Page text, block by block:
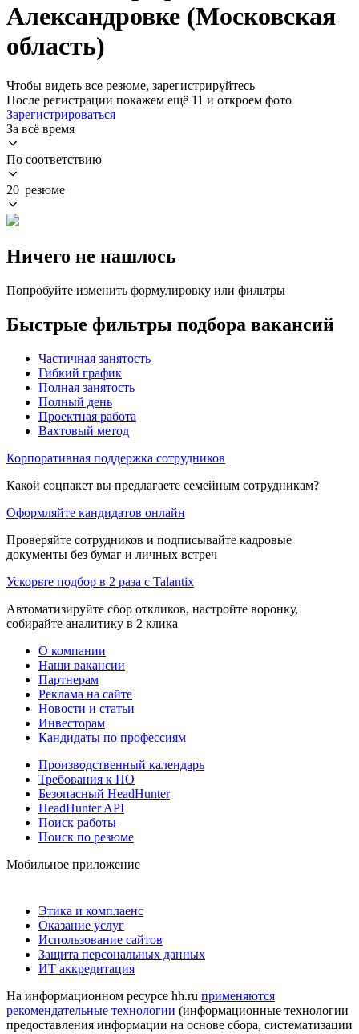
Александровке (Московская
область)
Чтобы видеть все резюме, зарегистрируйтесь
После регистрации покажем ещё 11 и откроем фото
Зарегистрироваться
За всё время
По соответствию
20 резюме
Ничего не нашлось
Попробуйте изменить формулировку или фильтры
Быстрые фильтры подбора вакансий
Частичная занятость
Гибкий график
Полная занятость
Полный день
Проектная работа
Вахтовый метод
Корпоративная поддержка сотрудников
Какой соцпакет вы предлагаете семейным сотрудникам?
Оформляйте кандидатов онлайн
Проверяйте сотрудников и подписывайте кадровые
документы без бумаг и личных встреч
Ускорьте подбор в 2 раза с Talantix
Автоматизируйте сбор откликов, настройте воронку,
собирайте аналитику в 2 клика
О компании
Наши вакансии
Партнерам
Реклама на сайте
Новости и статьи
Инвесторам
Кандидаты по профессиям
Производственный календарь
Требования к ПО
Безопасный HeadHunter
HeadHunter API
Поиск работы
Поиск по резюме
Мобильное приложение
Этика и комплаенс
Оказание услуг
Использование сайтов
Защита персональных данных
ИТ аккредитация
На информационном ресурсе hh.ru применяются
рекомендательные технологии (информационные технологии
предоставления информации на основе сбора, систематизации